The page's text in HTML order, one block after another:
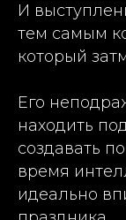
И
тем самым
который
Его
находить
создавать
время
идеально